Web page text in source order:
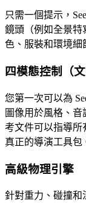
只需一個提示，
鏡頭（例如全景特
色、服裝和環境細
四模態控制（
您第一次可以為
圖像用於風格、
考文件可以指導所
真正的導演工具包
高級物理引擎
針對重力、碰撞和